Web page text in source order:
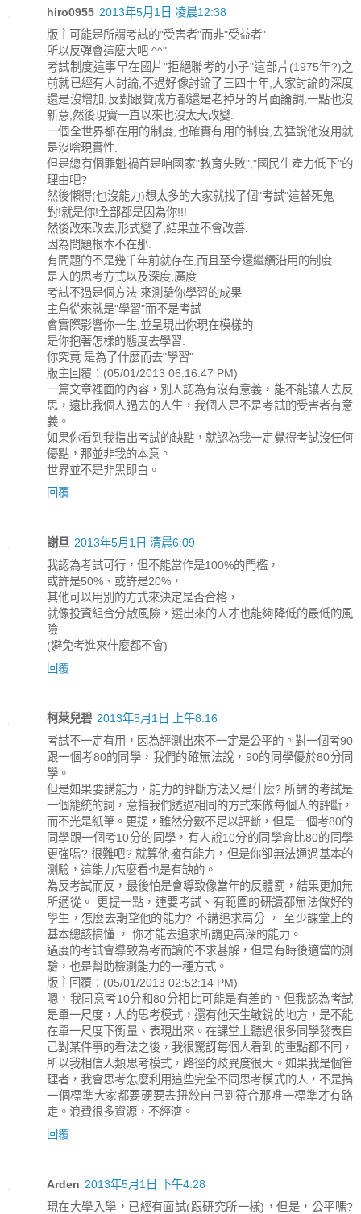
hiro0955 2013年5月1日 凌晨12:38
版主可能是所謂考試的"受害者"而非"受益者"
所以反彈會這麼大吧 ^^"
考試制度這事早在國片"拒絕聯考的小子"這部片(1975年?)之
前就已經有人討論,不過好像討論了三四十年,大家討論的深度
還是沒增加,反對跟贊成方都還是老掉牙的片面論調,一點也沒
新意,然後現實一直以來也沒太大改變.
一個全世界都在用的制度,也確實有用的制度,去猛說他沒用就
是沒啥現實性.
但是總有個罪魁禍首是咱國家"教育失敗","國民生產力低下"的
理由吧?
然後懶得(也沒能力)想太多的大家就找了個"考試"這替死鬼
對!就是你!全部都是因為你!!!
然後改來改去,形式變了,結果並不會改善.
因為問題根本不在那.
有問題的不是幾千年前就存在,而且至今還繼續沿用的制度
是人的思考方式以及深度,廣度
考試不過是個方法 來測驗你學習的成果
主角從來就是"學習"而不是考試
會實際影響你一生,並呈現出你現在模樣的
是你抱著怎樣的態度去學習.
你究竟 是為了什麼而去"學習"
版主回覆：(05/01/2013 06:16:47 PM)
一篇文章裡面的內容，別人認為有沒有意義，能不能讓人去反
思，遠比我個人過去的人生，我個人是不是考試的受害者有意
義。
如果你看到我指出考試的缺點，就認為我一定覺得考試沒任何
優點，那並非我的本意。
世界並不是非黑即白。
回覆
謝旦 2013年5月1日 清晨6:09
我認為考試可行，但不能當作是100%的門檻，
或許是50%、或許是20%，
其他可以用別的方式來決定是否合格，
就像投資組合分散風險，選出來的人才也能夠降低的最低的風
險
(避免考進來什麼都不會)
回覆
柯萊兒碧 2013年5月1日 上午8:16
考試不一定有用，因為評測出來不一定是公平的。對一個考90
跟一個考80的同學，我們的確無法說，90的同學優於80分同
學。
但是如果要講能力，能力的評斷方法又是什麼? 所謂的考試是
一個籠統的詞，意指我們透過相同的方式來做每個人的評斷，
而不光是紙筆。更提，雖然分數不足以評斷，但是一個考80的
同學跟一個考10分的同學，有人說10分的同學會比80的同學
更強嗎? 很難吧? 就算他擁有能力，但是你卻無法通過基本的
測驗，這能力怎麼看也是有缺的。
為反考試而反，最後怕是會導致像當年的反體罰，結果更加無
所適從。 更提一點，連要考試、有範圍的研讀都無法做好的
學生，怎麼去期望他的能力? 不講追求高分 ， 至少課堂上的
基本總該搞懂 ， 你才能去追求所謂更高深的能力。
過度的考試會導致為考而讀的不求甚解，但是有時後適當的測
驗，也是幫助檢測能力的一種方式。
版主回覆：(05/01/2013 02:52:14 PM)
嗯，我同意考10分和80分相比可能是有差的。但我認為考試
是單一尺度，人的思考模式，還有他天生敏銳的地方，是不能
在單一尺度下衡量、表現出來。在課堂上聽過很多同學發表自
己對某件事的看法之後，我很驚訝每個人看到的重點都不同，
所以我相信人類思考模式，路徑的歧異度很大。如果我是個管
理者，我會思考怎麼利用這些完全不同思考模式的人，不是搞
一個標準大家都要硬要去扭絞自己到符合那唯一標準才有路
走。浪費很多資源，不經濟。
回覆
Arden 2013年5月1日 下午4:28
現在大學入學，已經有面試(跟研究所一樣)，但是，公平嗎?